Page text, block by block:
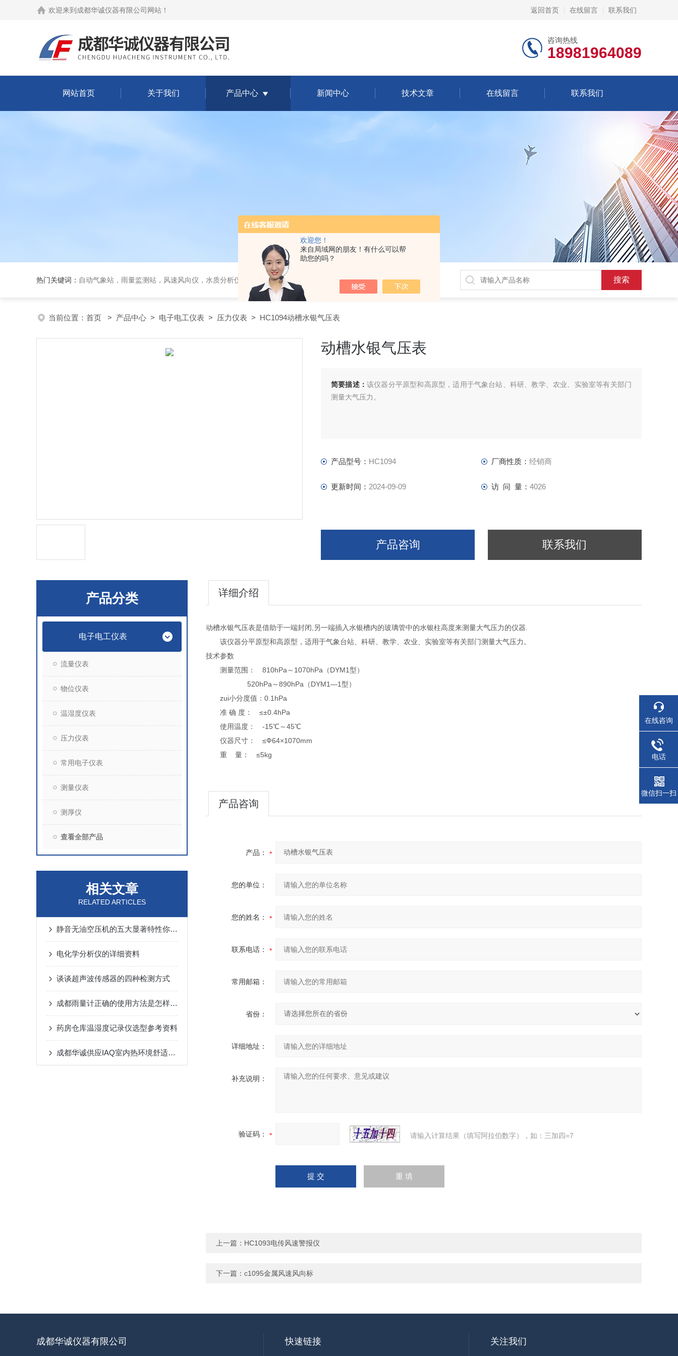
欢迎您！
来自局域网的朋友！有什么可以帮
助您的吗？
欢迎来到 成都华诚仪器有限公司网站 ！ 返回首页 在线留言 联系我们
咨询热线
18981964089
网站首页 关于我们 产品中心 新闻中心 技术文章 在线留言 联系我们
热门关键词： 自动气象站，雨量监测站，风速风向仪，水质分析仪，气体分析报警器，
当前位置： 首页 > 产品中心 > 电子电工仪表 > 压力仪表 > HC1094动槽水银气压表
动槽水银气压表
简要描述： 该仪器分平原型和高原型，适用于气象台站、科研、教学、农业、实验室等有关部门
测量大气压力。
产品型号： HC1094 厂商性质： 经销商
更新时间： 2024-09-09 访 问 量： 4026
产品咨询 联系我们
产品分类
电子电工仪表
流量仪表
物位仪表
温湿度仪表
压力仪表
常用电子仪表
测量仪表
测厚仪
查看全部产品
相关文章
RELATED ARTICLES
静音无油空压机的五大显著特性你可清楚？
电化学分析仪的详细资料
谈谈超声波传感器的四种检测方式
成都雨量计正确的使用方法是怎样的呢？
药房仓库温湿度记录仪选型参考资料
成都华诚供应IAQ室内热环境舒适度测试仪/热舒适度仪
详细介绍
动槽水银气压表是借助于一端封闭,另一端插入水银槽内的玻璃管中的水银柱高度来测量大气压力的仪器.
该仪器分平原型和高原型，适用于气象台站、科研、教学、农业、实验室等有关部门测量大气压力。
技术参数
测量范围： 810hPa～1070hPa（DYM1型）
520hPa～890hPa（DYM1—1型）
zui小分度值：0.1hPa
准 确 度： ≤±0.4hPa
使用温度： -15℃～45℃
仪器尺寸： ≤Ф64×1070mm
重 量： ≤5kg
产品咨询
产品：
您的单位：
您的姓名：
联系电话：
常用邮箱：
省份：
详细地址：
补充说明：
验证码： 请输入计算结果（填写阿拉伯数字），如：三加四=7
上一篇： HC1093电传风速警报仪
下一篇： c1095金属风速风向标
成都华诚仪器有限公司 快速链接 关注我们
在线咨询
电话
微信扫一扫